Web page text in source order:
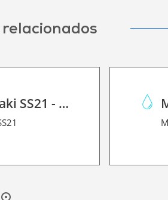
Mimaki SS21 - Solvent Ink